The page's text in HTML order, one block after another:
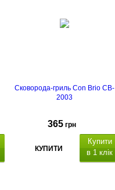
Сковорода-гриль Con Brio CB-
2003
365 грн
КУПИТИ
Купити
в 1 клік